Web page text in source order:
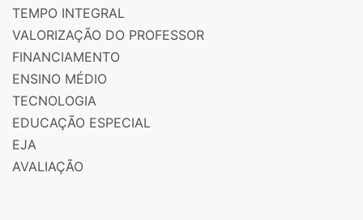
TEMPO INTEGRAL
VALORIZAÇÃO DO PROFESSOR
FINANCIAMENTO
ENSINO MÉDIO
TECNOLOGIA
EDUCAÇÃO ESPECIAL
EJA
AVALIAÇÃO